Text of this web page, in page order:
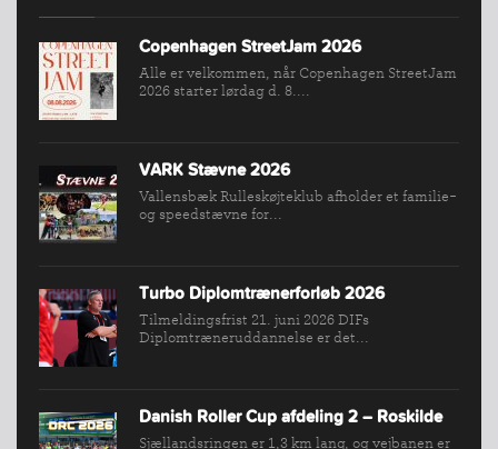
BREDDEPULJE
NYHEDER
FIND
SPORTSGRENE
Copenhagen StreetJam 2026
Alle er velkommen, når Copenhagen StreetJam
2026 starter lørdag d. 8....
VARK Stævne 2026
Vallensbæk Rulleskøjteklub afholder et familie-
og speedstævne for...
Turbo Diplomtrænerforløb 2026
Tilmeldingsfrist 21. juni 2026 DIFs
Diplomtræneruddannelse er det...
Danish Roller Cup afdeling 2 – Roskilde
Sjællandsringen er 1,3 km lang, og vejbanen er